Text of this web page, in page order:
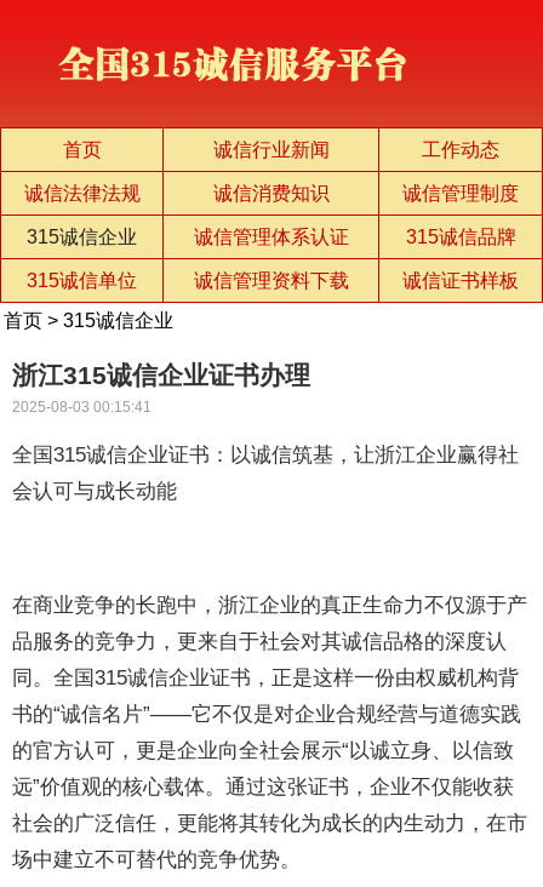
首页 诚信行业新闻 工作动态
诚信法律法规 诚信消费知识 诚信管理制度
315诚信企业 诚信管理体系认证 315诚信品牌
315诚信单位 诚信管理资料下载
诚信证书样板
首页 > 315诚信企业
浙江315诚信企业证书办理
2025-08-03 00:15:41
全国315诚信企业证书：以诚信筑基，让浙江企业赢得社
会认可与成长动能
在商业竞争的长跑中，浙江企业的真正生命力不仅源于产
品服务的竞争力，更来自于社会对其诚信品格的深度认
同。全国315诚信企业证书，正是这样一份由权威机构背
书的“诚信名片”——它不仅是对企业合规经营与道德实践
的官方认可，更是企业向全社会展示“以诚立身、以信致
远”价值观的核心载体。通过这张证书，企业不仅能收获
社会的广泛信任，更能将其转化为成长的内生动力，在市
场中建立不可替代的竞争优势。